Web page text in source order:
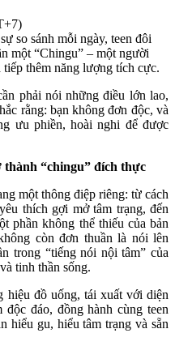
so sánh mỗi ngày, teen đôi
một “Chingu” – một người
thêm năng lượng tích cực.
phải nói những điều lớn lao,
rằng: bạn không đơn độc, và
ưu phiền, hoài nghi để được
“chingu” đích thực
một thông điệp riêng: từ cách
thích gợi mở tâm trạng, đến
phần không thể thiếu của bản
còn đơn thuần là nói lên
trong “tiếng nói nội tâm” của
tinh thần sống.
đồ uống, tái xuất với diện
độc đáo, đồng hành cùng teen
gu, hiểu tâm trạng và sẵn